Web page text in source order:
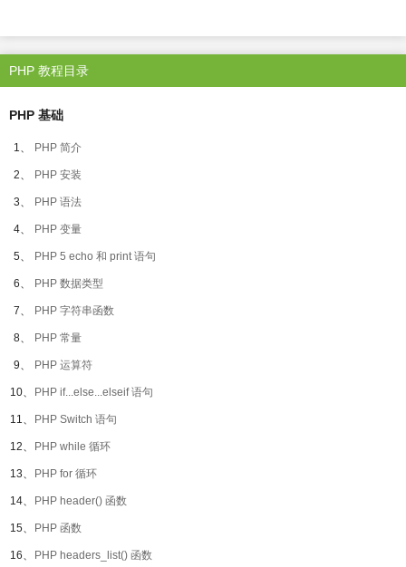
PHP 教程目录
PHP 基础
1、 PHP 简介
2、 PHP 安装
3、 PHP 语法
4、 PHP 变量
5、 PHP 5 echo 和 print 语句
6、 PHP 数据类型
7、 PHP 字符串函数
8、 PHP 常量
9、 PHP 运算符
10、 PHP if...else...elseif 语句
11、 PHP Switch 语句
12、 PHP while 循环
13、 PHP for 循环
14、 PHP header() 函数
15、 PHP 函数
16、 PHP headers_list() 函数